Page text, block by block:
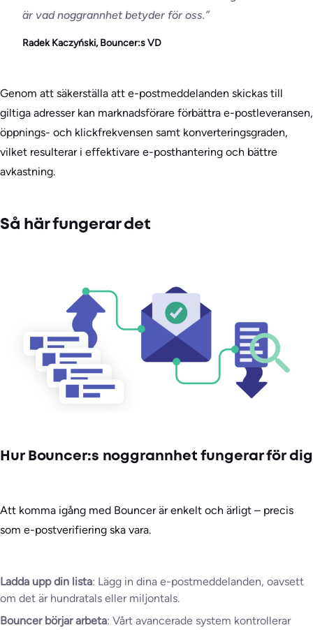
är vad noggrannhet betyder för oss.”
Radek Kaczyński, Bouncer:s VD
Genom att säkerställa att e-postmeddelanden skickas till
giltiga adresser kan marknadsförare förbättra e-postleveransen,
öppnings- och klickfrekvensen samt konverteringsgraden,
vilket resulterar i effektivare e-posthantering och bättre
avkastning.
Så här fungerar det
Hur Bouncer:s noggrannhet fungerar för dig
Att komma igång med Bouncer är enkelt och ärligt – precis
som e-postverifiering ska vara.
Ladda upp din lista: Lägg in dina e-postmeddelanden, oavsett
om det är hundratals eller miljontals.
Bouncer börjar arbeta: Vårt avancerade system kontrollerar